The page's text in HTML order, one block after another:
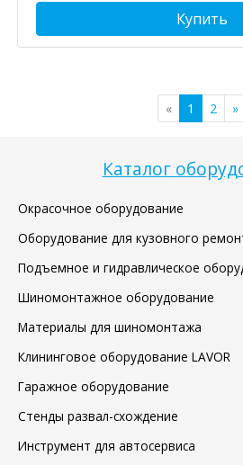
Каталог
Окрасочное оборудование
Оборудование для кузовного
Подъемное и гидравлическое
Шиномонтажное оборудование
Материалы для шиномонтажа
Клининговое оборудование LAVOR
Гаражное оборудование
Стенды развал-схождение
Инструмент для автосервиса
Купить
« 1 2 »